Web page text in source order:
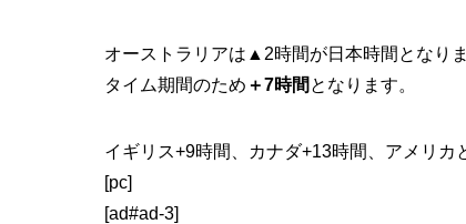
オーストラリアは▲2時間が日本時間となり
タイム期間のため ＋7時間 となります。
イギリス+9時間、カナダ+13時間、アメリカ
[pc]
[ad#ad-3]